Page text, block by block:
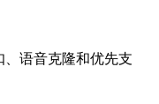
语音克隆和优先支